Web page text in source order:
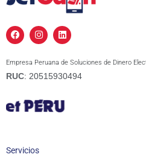
F
a
c
b
o
I
n
s
t
a
g
m
L
i
n
k
e
d
Empresa Peruana de Soluciones de Dinero
RUC: 20515930494
Servicios